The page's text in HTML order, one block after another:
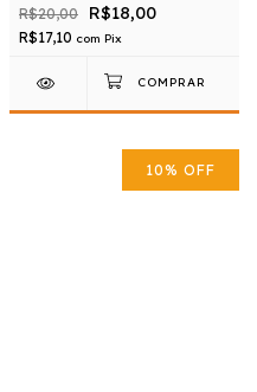
R$20,00 R$18,00
R$17,10 com Pix
10% OFF